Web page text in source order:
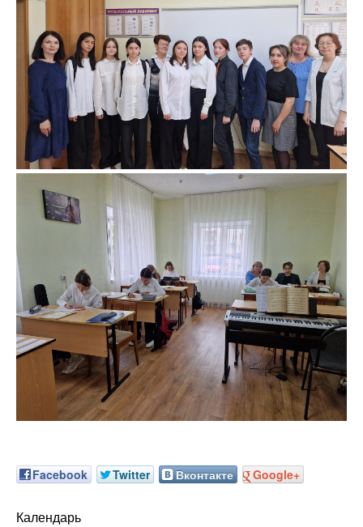
Facebook Twitter Вконтакте Google+
Календарь